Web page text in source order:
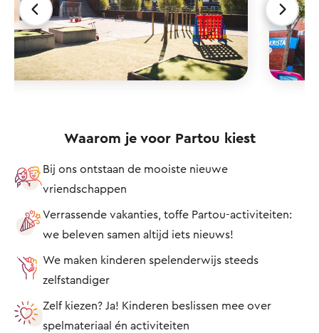
Waarom je voor Partou kiest
Bij ons ontstaan de mooiste nieuwe
vriendschappen
Verrassende vakanties, toffe Partou-activiteiten:
we beleven samen altijd iets nieuws!
We maken kinderen spelenderwijs steeds
zelfstandiger
Zelf kiezen? Ja! Kinderen beslissen mee over
spelmateriaal én activiteiten